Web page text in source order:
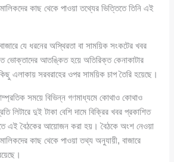
কাছ থেকে পাওয়া তথ্যের ভিত্তিতে তিনি এই
যে ধরনের অস্থিরতা বা সাময়িক সংকটের খবর
ভোক্তাদের আতঙ্কিত হয়ে অতিরিক্ত কেনাকাটার
এলাকায় সরবরাহের ওপর সাময়িক চাপ তৈরি হয়েছে।
সময়ে বিভিন্ন গণমাধ্যমে কোথাও কোথাও
লিটারে দুই টাকা বেশি দামে বিক্রির খবর প্রকাশিত
এই বৈঠকের আয়োজন করা হয়। বৈঠকে অংশ নেওয়া
কাছ থেকে পাওয়া তথ্য অনুযায়ী, বাজারে